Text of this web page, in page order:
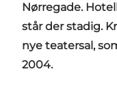
Nørregade.
står der stadig.
nye teatersal,
2004.